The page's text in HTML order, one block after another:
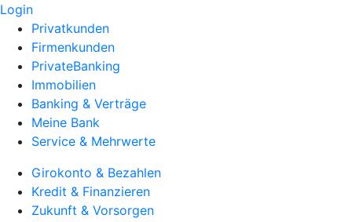
Login
Privatkunden
Firmenkunden
PrivateBanking
Immobilien
Banking & Verträge
Meine Bank
Service & Mehrwerte
Girokonto & Bezahlen
Kredit & Finanzieren
Zukunft & Vorsorgen